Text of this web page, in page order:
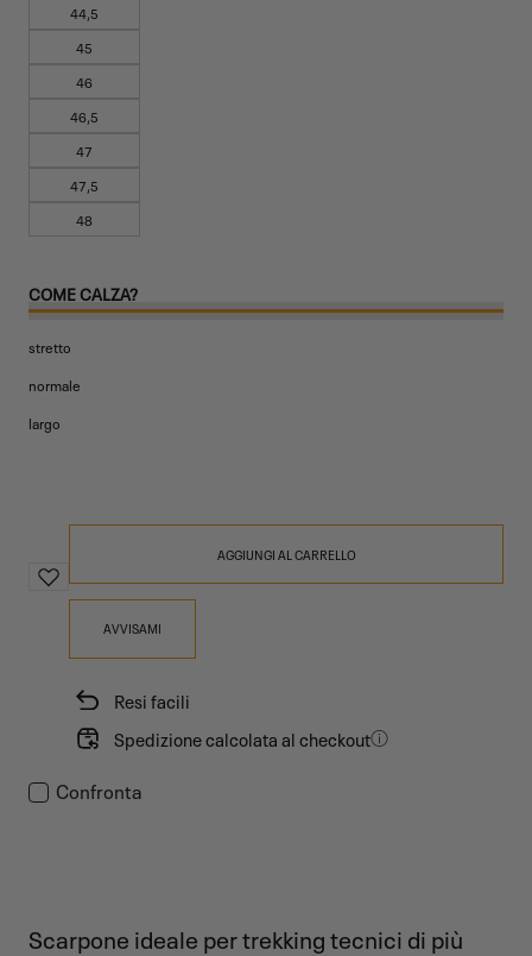
44,5
45
46
46,5
47
47,5
48
COME CALZA?
stretto
normale
largo
AGGIUNGI AL CARRELLO
AVVISAMI
Resi facili
Spedizione calcolata al checkout
Confronta
Scarpone ideale per trekking tecnici di più